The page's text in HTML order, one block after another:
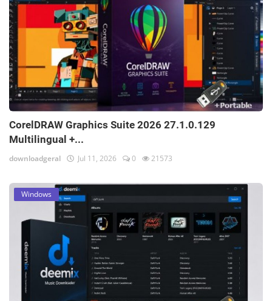
CorelDRAW Graphics Suite 2026 27.1.0.129
Multilingual +...
downloadgeral Jul 11, 2026 0 21573
Windows